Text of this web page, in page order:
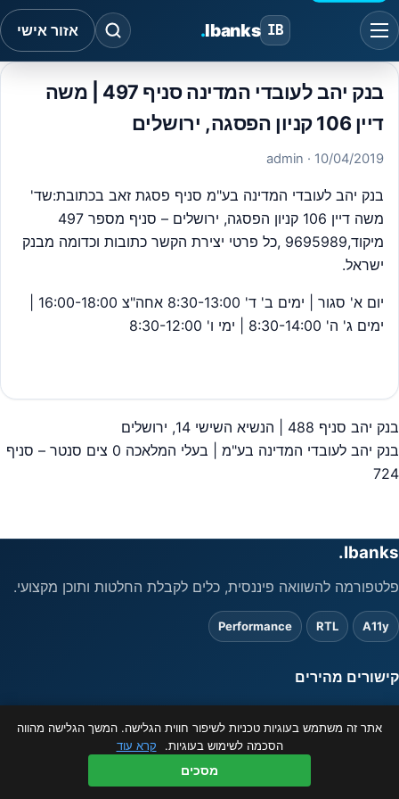
IB
Ibanks
. אזור אישי
בנק יהב לעובדי המדינה סניף 497 | משה
דיין 106 קניון הפסגה, ירושלים
10/04/2019
· admin
בנק יהב לעובדי המדינה בע"מ סניף פסגת זאב בכתובת:שד'
משה דיין 106 קניון הפסגה, ירושלים – סניף מספר 497
מיקוד,9695989 ,כל פרטי יצירת הקשר כתובות וכדומה מבנק
ישראל.
ימים ג' ה' 8:30-14:00 | ימי ו' 8:30-12:00
ניווט
בנק יהב סניף 488 | הנשיא השישי 14, ירושלים
בנק יהב לעובדי המדינה בע"מ | בעלי המלאכה 0 צים סנטר – סניף
724
Ibanks.
פלטפורמה להשוואה פיננסית, כלים לקבלת החלטות ותוכן מקצועי.
A11y
RTL
Performance
קישורים מהירים
משפטי
© 2026 ibanks.co.il
אתר זה משתמש בעוגיות טכניות לשיפור חווית הגלישה. המשך הגלישה מהווה
הסכמה לשימוש בעוגיות.
קרא עוד
מסכים